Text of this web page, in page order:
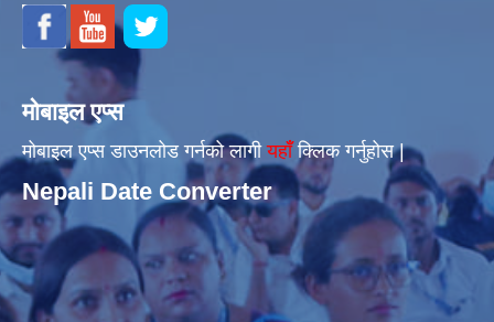
मोबाइल एप्स
मोबाइल एप्स डाउनलोड गर्नको लागीयहाँँक्लिक गर्नुहोस |
Nepali Date Converter